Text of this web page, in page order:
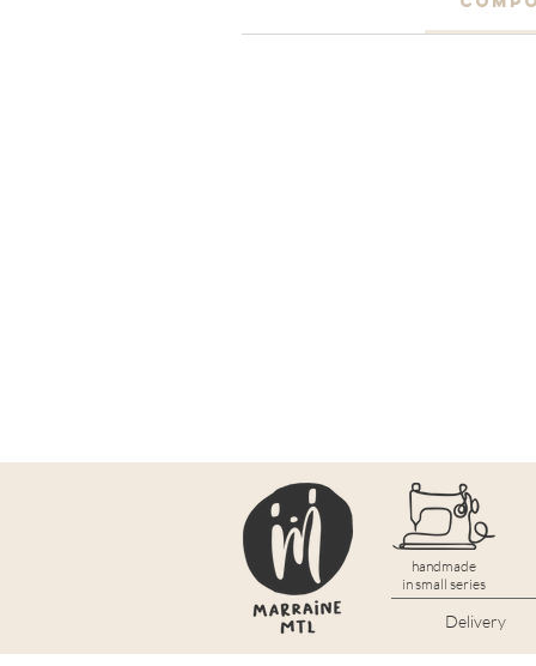
handmade
in small series
Delivery